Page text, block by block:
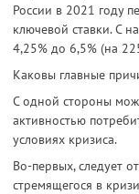
России в 2021 году
ключевой ставки. С
4,25% до 6,5% (на
Каковы главные
С одной стороны
активностью
условиях кризиса.
Во-первых, следует
стремящегося в